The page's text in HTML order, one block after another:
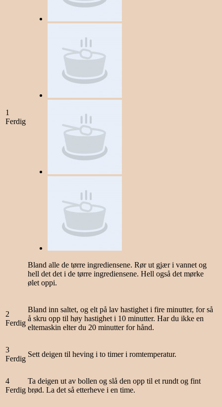
1
Ferdig
Bland alle de tørre ingrediensene. Rør ut gjær i vannet og
hell det det i de tørre ingrediensene. Hell også det mørke
ølet oppi.
2
Ferdig
Bland inn saltet, og elt på lav hastighet i fire minutter, for så
å skru opp til høy hastighet i 10 minutter. Har du ikke en
eltemaskin elter du 20 minutter for hånd.
3
Ferdig
Sett deigen til heving i to timer i romtemperatur.
4
Ferdig
Ta deigen ut av bollen og slå den opp til et rundt og fint
brød. La det så etterheve i en time.